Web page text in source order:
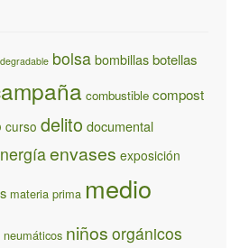
bolsabombillasbotellas
combustible compost
curso delito documental
envases exposición
materia prima medio
neumáticos niños orgánicos